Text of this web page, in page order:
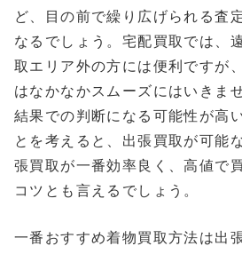
ど、目の前で繰り広げられる査
なるでしょう。宅配買取では、
取エリア外の方には便利ですが
はなかなかスムーズにはいきま
結果での判断になる可能性が高
とを考えると、出張買取が可能
張買取が一番効率良く、高値で
コツとも言えるでしょう。
一番おすすめ着物買取方法は出